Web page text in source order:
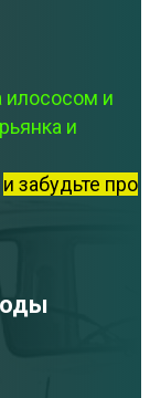
илососом и
и
и забудьте про